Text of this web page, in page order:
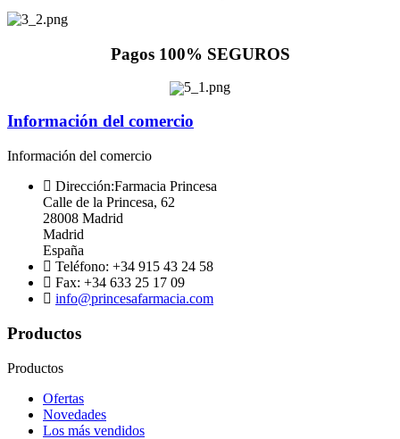
Pagos 100% SEGUROS
Información del comercio
Información del comercio
Dirección:Farmacia Princesa
Calle de la Princesa, 62
28008 Madrid
Madrid
España
Teléfono: +34 915 43 24 58
Fax: +34 633 25 17 09
info@princesafarmacia.com
Productos
Productos
Ofertas
Novedades
Los más vendidos